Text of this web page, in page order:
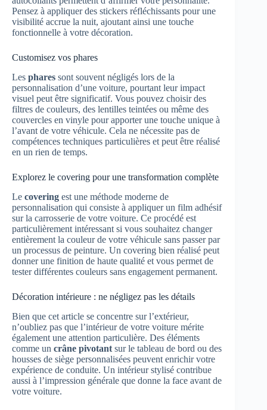
Pensez à appliquer des stickers réfléchissants pour une
visibilité accrue la nuit, ajoutant ainsi une touche
fonctionnelle à votre décoration.
Customisez vos phares
Les phares sont souvent négligés lors de la
personnalisation d’une voiture, pourtant leur impact
visuel peut être significatif. Vous pouvez choisir des
filtres de couleurs, des lentilles teintées ou même des
couvercles en vinyle pour apporter une touche unique à
l’avant de votre véhicule. Cela ne nécessite pas de
compétences techniques particulières et peut être réalisé
en un rien de temps.
Explorez le covering pour une transformation complète
Le covering est une méthode moderne de
personnalisation qui consiste à appliquer un film adhésif
sur la carrosserie de votre voiture. Ce procédé est
particulièrement intéressant si vous souhaitez changer
entièrement la couleur de votre véhicule sans passer par
un processus de peinture. Un covering bien réalisé peut
donner une finition de haute qualité et vous permet de
tester différentes couleurs sans engagement permanent.
Décoration intérieure : ne négligez pas les détails
Bien que cet article se concentre sur l’extérieur,
n’oubliez pas que l’intérieur de votre voiture mérite
également une attention particulière. Des éléments
comme un crâne pivotant sur le tableau de bord ou des
housses de siège personnalisées peuvent enrichir votre
expérience de conduite. Un intérieur stylisé contribue
aussi à l’impression générale que donne la face avant de
votre voiture.